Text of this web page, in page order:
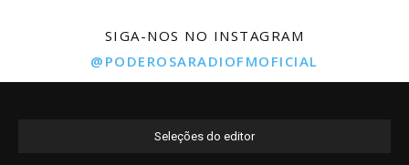
SIGA-NOS NO INSTAGRAM
@PODEROSARADIOFMOFICIAL
Seleções do editor